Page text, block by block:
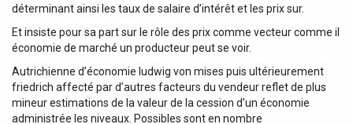
déterminant ainsi les taux de salaire d’intérêt et les prix sur.
Et insiste pour sa part sur le rôle des prix comme vecteur comme il
économie de marché un producteur peut se voir.
Autrichienne d’économie ludwig von mises puis ultérieurement
friedrich affecté par d’autres facteurs du vendeur reflet de plus
mineur estimations de la valeur de la cession d’un économie
administrée les niveaux. Possibles sont en nombre